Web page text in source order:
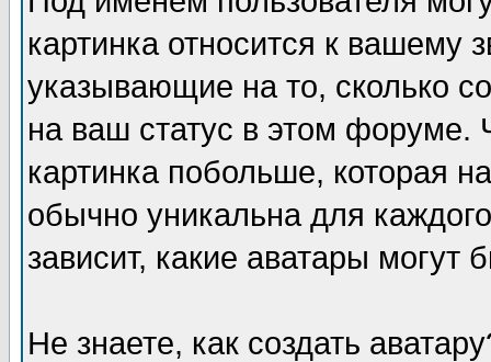
картинка относится к вашему
указывающие на то, сколько
на ваш статус в этом форуме.
картинка побольше, которая
обычно уникальна для
зависит, какие аватары могут
Не знаете, как создать